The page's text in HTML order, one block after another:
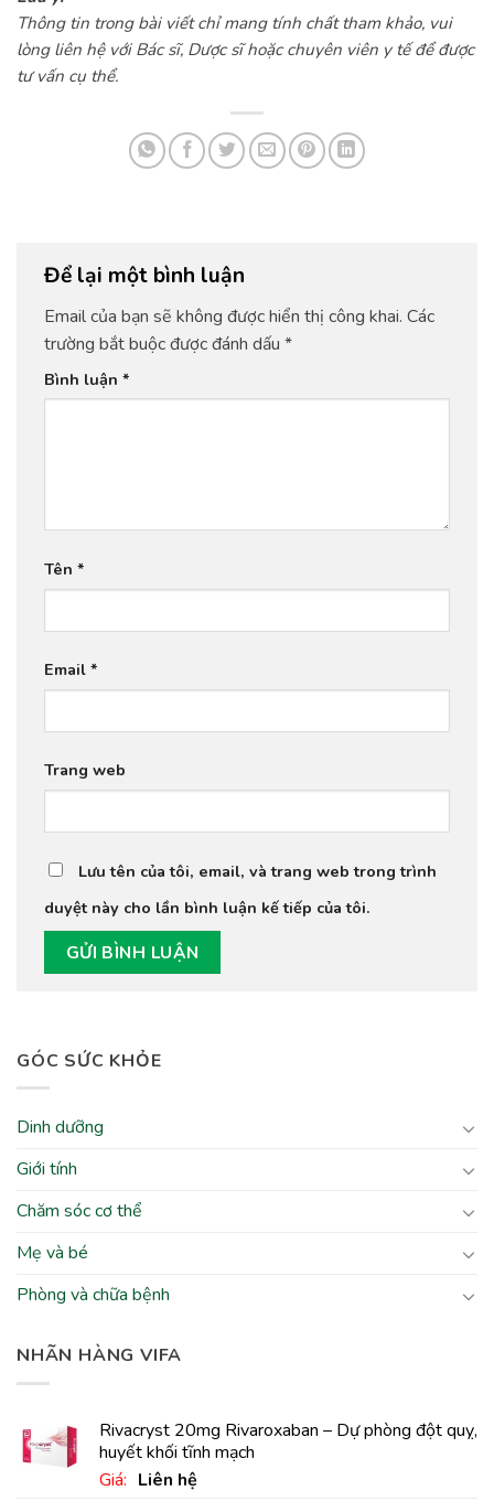
GÓC SỨC KHỎE
Dinh dưỡng
Giới tính
Chăm sóc cơ thể
Mẹ và bé
Phòng và chữa bệnh
NHÃN HÀNG VIFA
Rivacryst 20mg Rivaroxaban – Dự phòng đột quỵ,
huyết khối tĩnh mạch
Giá: Liên hệ
Thông tin trong bài viết chỉ mang tính chất tham khảo, vui
lòng liên hệ với Bác sĩ, Dược sĩ hoặc chuyên viên y tế để được
tư vấn cụ thể.
Để lại một bình luận
Email của bạn sẽ không được hiển thị công khai. Các
trường bắt buộc được đánh dấu *
Bình luận *
Tên *
Email *
Trang web
Lưu tên của tôi, email, và trang web trong trình
duyệt này cho lần bình luận kế tiếp của tôi.